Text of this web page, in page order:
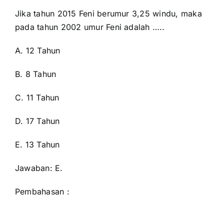
Jika tahun 2015 Feni berumur 3,25 windu, maka
pada tahun 2002 umur Feni adalah …..
A. 12 Tahun
B. 8 Tahun
C. 11 Tahun
D. 17 Tahun
E. 13 Tahun
Jawaban: E.
Pembahasan :